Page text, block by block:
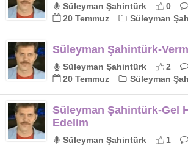
Süleyman Şahintürk 0
20 Temmuz
Süleyman
Süleyman Şahintürk-
Süleyman Şahintürk 2
20 Temmuz
Süleyman
Süleyman Şahintürk-Gel
Edelim
Süleyman Şahintürk 1